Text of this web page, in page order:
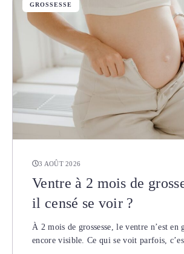
GROSSESSE
3 AOÛT 2026
Ventre à 2 mois de
il censé se voir ?
À 2 mois de grossesse, le ventre n’est en
encore visible. Ce qui se voit parfois,